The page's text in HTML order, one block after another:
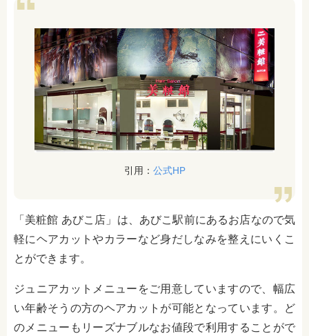
引用： 公式HP
「美粧館 あびこ店」は、あびこ駅前にあるお店なので気
軽にヘアカットやカラーなど身だしなみを整えにいくこ
とができます。
ジュニアカットメニューをご用意していますので、幅広
い年齢そうの方のヘアカットが可能となっています。ど
のメニューもリーズナブルなお値段で利用することがで